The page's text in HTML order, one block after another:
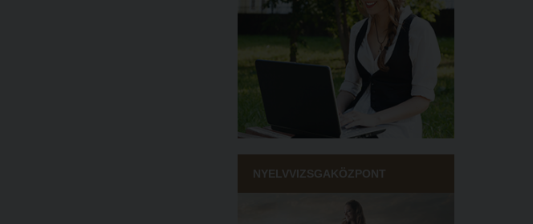
NYELVVIZSGAKÖZPONT